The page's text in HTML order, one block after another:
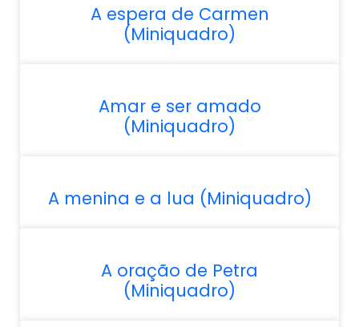
A espera de Carmen
(Miniquadro)
Amar e ser amado
(Miniquadro)
A menina e a lua (Miniquadro)
A oração de Petra
(Miniquadro)